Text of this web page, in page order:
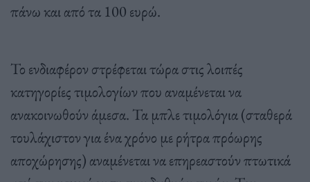
πάνω και από τα 100 ευρώ.
Το ενδιαφέρον στρέφεται τώρα στις λοιπές
κατηγορίες τιμολογίων που αναμένεται να
ανακοινωθούν άμεσα. Τα μπλε τιμολόγια (σταθερά
τουλάχιστον για ένα χρόνο με ρήτρα πρόωρης
αποχώρησης) αναμένεται να επηρεαστούν πτωτικά